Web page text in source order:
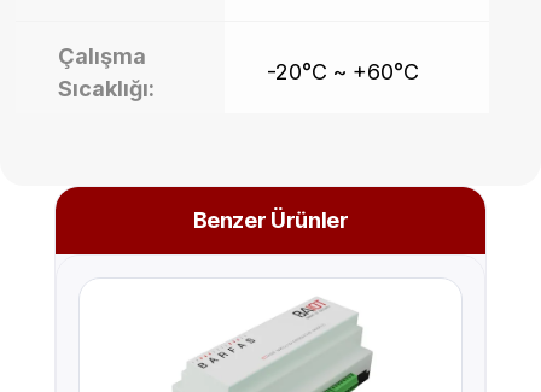
Çalışma
Sıcaklığı:
-20°C ~ +60°C
Benzer Ürünler